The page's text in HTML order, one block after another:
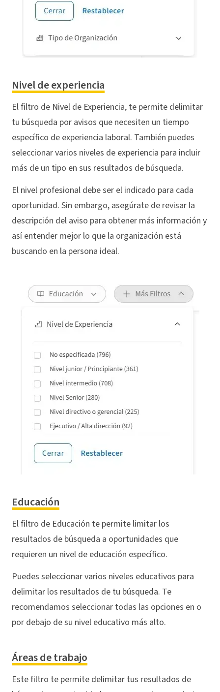
Nivel de experiencia
El filtro de Nivel de Experiencia, te permite delimitar
tu búsqueda por avisos que necesiten un tiempo
específico de experiencia laboral. También puedes
seleccionar varios niveles de experiencia para incluir
más de un tipo en sus resultados de búsqueda.
El nivel profesional debe ser el indicado para cada
oportunidad. Sin embargo, asegúrate de revisar la
descripción del aviso para obtener más información y
así entender mejor lo que la organización está
buscando en la persona ideal.
Educación
El filtro de Educación te permite limitar los
resultados de búsqueda a oportunidades que
requieren un nivel de educación específico.
Puedes seleccionar varios niveles educativos para
delimitar los resultados de tu búsqueda. Te
recomendamos seleccionar todas las opciones en o
por debajo de su nivel educativo más alto.
Áreas de trabajo
Este filtro te permite delimitar tus resultados de